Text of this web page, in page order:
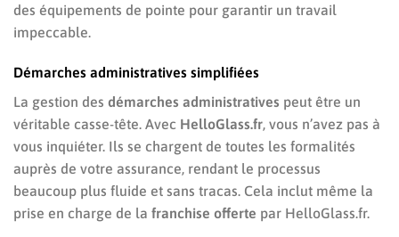
des équipements de pointe pour garantir un travail
impeccable.
Démarches administratives simplifiées
La gestion des démarches administratives peut être un
véritable casse-tête. Avec HelloGlass.fr, vous n’avez pas à
vous inquiéter. Ils se chargent de toutes les formalités
auprès de votre assurance, rendant le processus
beaucoup plus fluide et sans tracas. Cela inclut même la
prise en charge de la franchise offerte par HelloGlass.fr.